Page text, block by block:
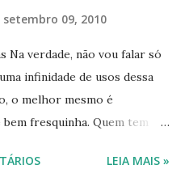
setembro 09, 2010
Na verdade, não vou falar só
infinidade de usos dessa
o melhor mesmo é
fresquinha. Quem tem
LEIA MAIS »